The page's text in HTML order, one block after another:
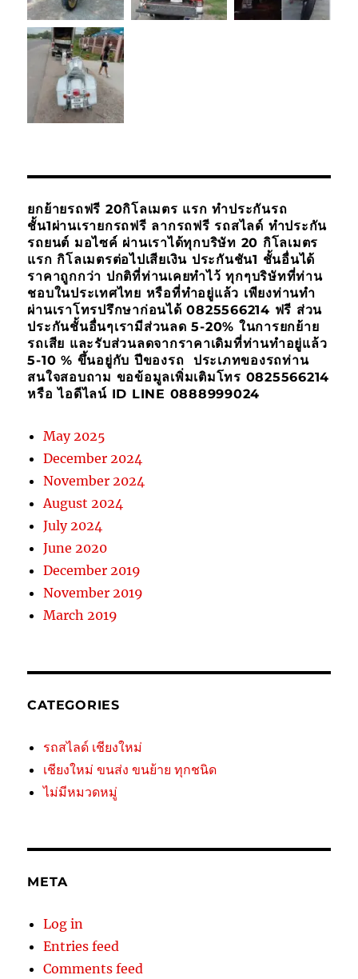
ยกย้ายรถฟรี 20กิโลเมตร แรก ทำประกันรถ
ชั้น1ผ่านเรายกรถฟรี ลากรถฟรี รถสไลด์ ทำประกัน
รถยนต์ มอไซค์ ผ่านเราได้ทุกบริษัท 20 กิโลเมตร
แรก กิโลเมตรต่อไปเสียเงิน ประกันชัน1 ชั้นอื่นได้
ราคาถูกกว่า ปกติที่ท่านเคยทำไว้ ทุกๆบริษัทที่ท่าน
ชอบในประเทศไทย หรือที่ทำอยู่แล้ว เพียงท่านทำ
ผ่านเราโทรปรึกษาก่อนได้ 0825566214 ฟรี ส่วน
ประกันชั้นอื่นๆเรามีส่วนลด 5-20% ในการยกย้าย
รถเสีย และรับส่วนลดจากราคาเดิมที่ท่านทำอยู่แล้ว
5-10 % ขึ้นอยู่กับ ปีของรถ ประเภทของรถท่าน
สนใจสอบถาม ขอข้อมูลเพิ่มเติมโทร 0825566214
หรือ ไอดีไลน์ ID LINE 0888999024
May 2025
December 2024
November 2024
August 2024
July 2024
June 2020
December 2019
November 2019
March 2019
CATEGORIES
รถสไลด์ เชียงใหม่
เชียงใหม่ ขนส่ง ขนย้าย ทุกชนิด
ไม่มีหมวดหมู่
META
Log in
Entries feed
Comments feed